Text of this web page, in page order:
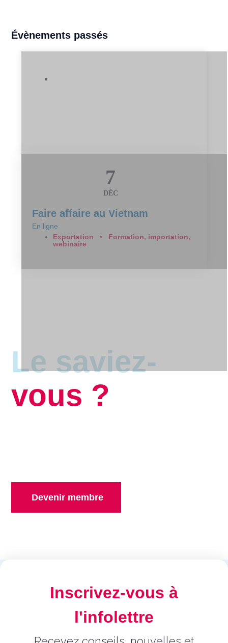
Évènements passés
7
DÉC
Faire affaire au Vietnam
En ligne
Exportation
•
Formation, importation,
webinaire
Le saviez-
vous ?
Devenir membre
Inscrivez-vous à
l'infolettre